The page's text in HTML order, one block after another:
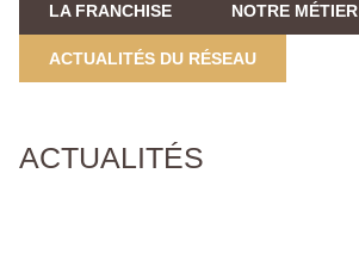
LA FRANCHISE NOTRE MÉTIER
ACTUALITÉS DU RÉSEAU
ACTUALITÉS